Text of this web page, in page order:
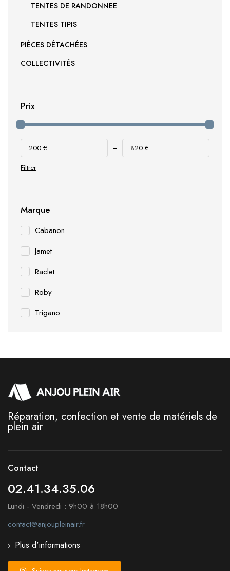
TENTES DE RANDONNEE
TENTES TIPIS
PIÈCES DÉTACHÉES
COLLECTIVITÉS
Prix
Filtrer
200 € 820 €
Marque
Cabanon
Jamet
Raclet
Roby
Trigano
Réparation, confection et vente de matériels de
plein air
Contact
02.41.34.35.06
Lundi - Vendredi : 9h00 à 18h00
contact@anjoupleinair.fr
Plus d'informations